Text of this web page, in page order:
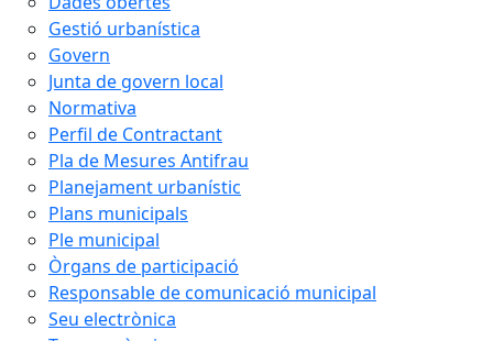
Gestió urbanística
Govern
Junta de govern local
Normativa
Perfil de Contractant
Pla de Mesures Antifrau
Planejament urbanístic
Plans municipals
Ple municipal
Òrgans de participació
Responsable de comunicació municipal
Seu electrònica